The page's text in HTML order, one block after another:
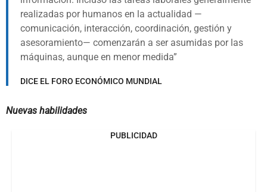
realizadas por humanos en la actualidad —
comunicación, interacción, coordinación, gestión y
asesoramiento— comenzarán a ser asumidas por las
máquinas, aunque en menor medida
DICE EL FORO ECONÓMICO MUNDIAL
Nuevas habilidades
PUBLICIDAD